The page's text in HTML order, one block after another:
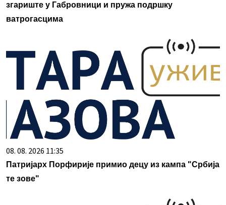
згариште у Габровници и пружа подршку
ватрогасцима
08. 08. 2026 11:35
Патријарх Порфирије примио децу из кампа "Србија
те зове"